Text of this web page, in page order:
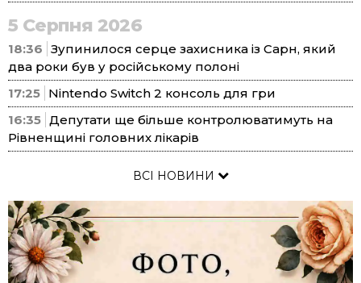
5 Серпня 2026
18:36 Зупинилося серце захисника із Сарн, який
два роки був у російському полоні
17:25 Nintendo Switch 2 консоль для гри
16:35 Депутати ще більше контролюватимуть на
Рівненщині головних лікарів
ВСІ НОВИНИ